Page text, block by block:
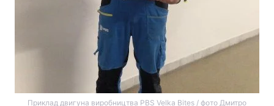
Приклад двигуна виробництва PBS Velka Bites / фото Дмитро